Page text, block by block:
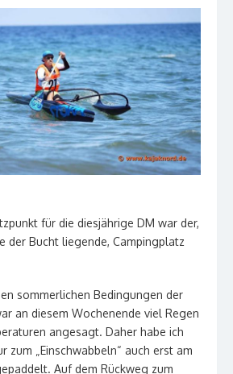
für die diesjährige DM war der,
der Bucht liegende, Campingplatz
sommerlichen Bedingungen der
an diesem Wochenende viel Regen
angesagt. Daher habe ich
zum „Einschwabbeln“ auch erst am
Auf dem Rückweg zum